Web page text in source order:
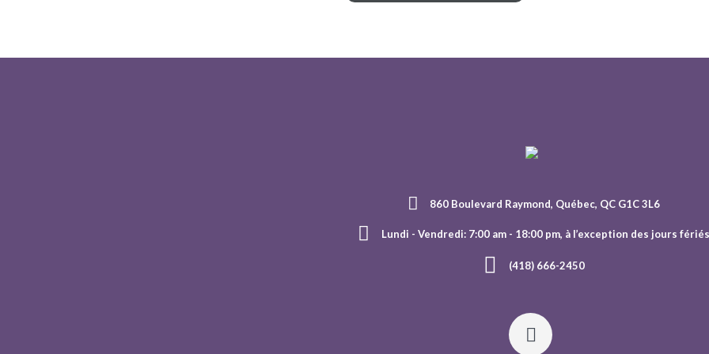
860 Boulevard Raymond, Québec, QC G1C 3L6
Lundi - Vendredi: 7:00 am - 18:00 pm, à l’exception des jours fériés
(418) 666-2450